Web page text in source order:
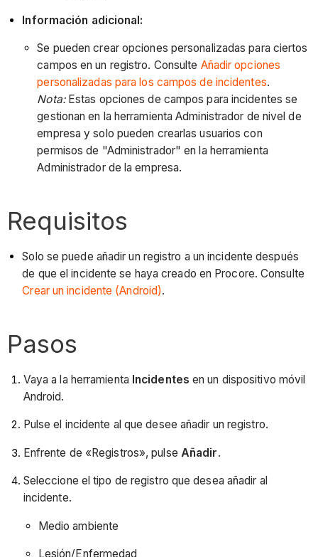
Información adicional:
Se pueden crear opciones personalizadas para ciertos
campos en un registro. Consulte Añadir opciones
personalizadas para los campos de incidentes.
Nota:Estas opciones de campos para incidentes se
gestionan en la herramienta Administrador de nivel de
empresa y solo pueden crearlas usuarios con
permisos de "Administrador" en la herramienta
Administrador de la empresa.
Requisitos
Solo se puede añadir un registro a un incidente después
de que el incidente se haya creado en Procore. Consulte
Crear un incidente (Android).
Pasos
Vaya a la herramienta Incidentes en un dispositivo móvil
Android.
Pulse el incidente al que desee añadir un registro.
Enfrente de «Registros», pulse Añadir.
Seleccione el tipo de registro que desea añadir al
incidente.
Medio ambiente
Lesión/Enfermedad